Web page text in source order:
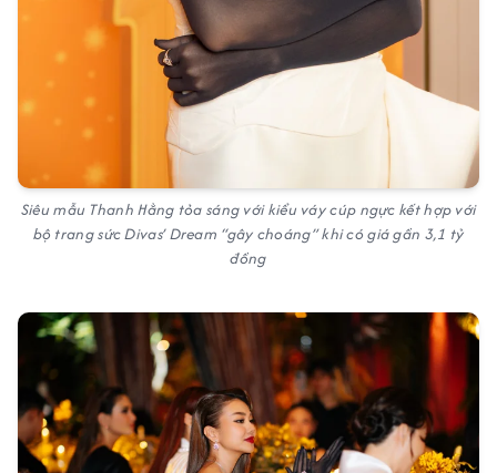
Siêu mẫu Thanh Hằng tỏa sáng với kiểu váy cúp ngực kết hợp với
bộ trang sức Divas’ Dream “gây choáng” khi có giá gần 3,1 tỷ
đồng